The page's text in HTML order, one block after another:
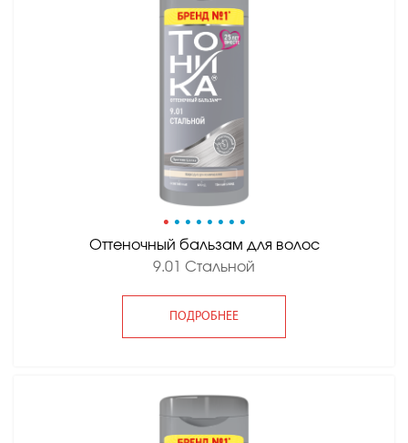
• • • • • • • •
Оттеночный бальзам для волос
9.01 Стальной
ПОДРОБНЕЕ